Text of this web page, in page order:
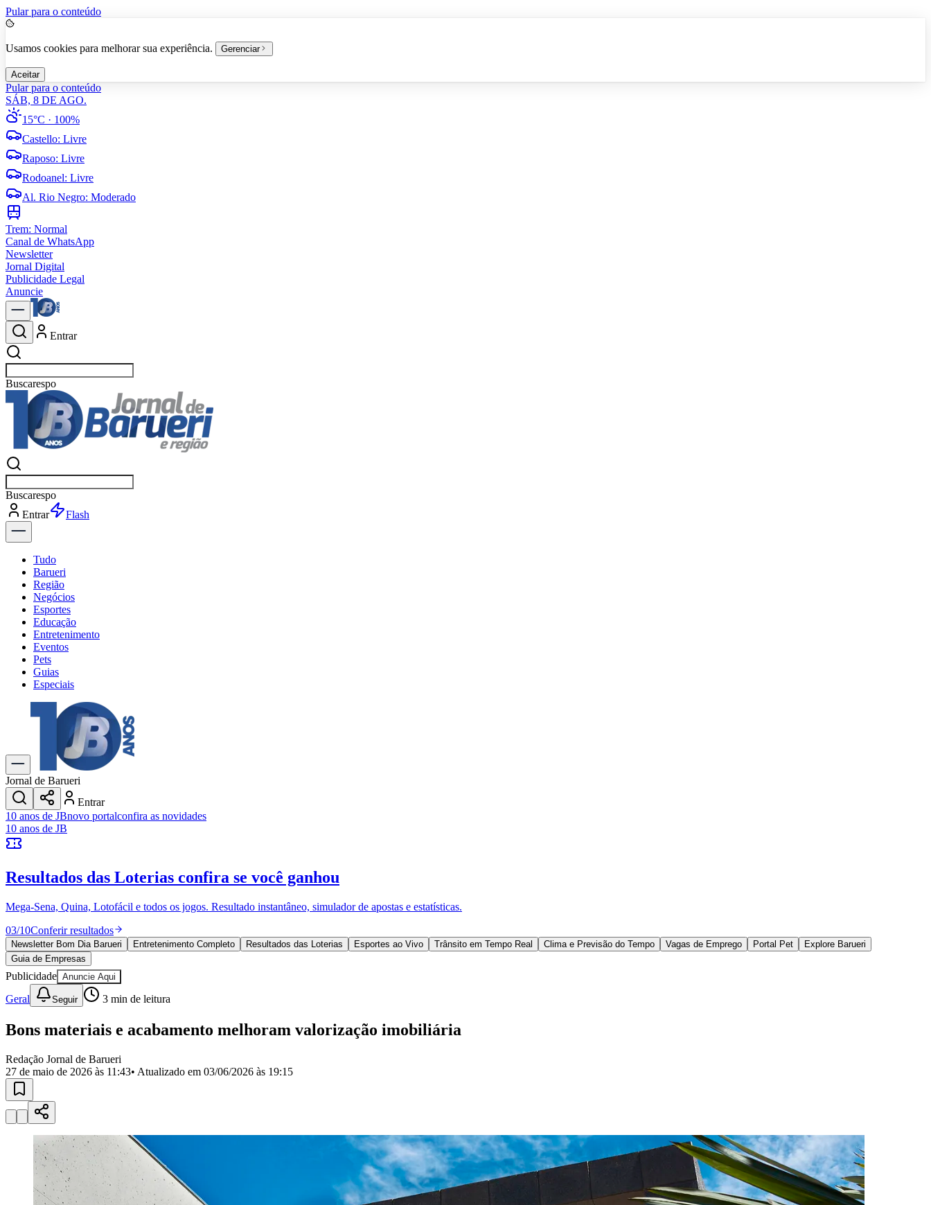
Pular para o conteúdo
Usamos cookies para melhorar sua experiência. Gerenciar
Aceitar
Pular para o conteúdo
SÁB, 8 DE AGO.
15°C · 100%
Castello: Livre
Raposo: Livre
Rodoanel: Livre
Al. Rio Negro: Moderado
Trem: Normal
Canal de WhatsApp
Newsletter
Jornal Digital
Publicidade Legal
Anuncie
Entrar
Buscaresportes
Buscaresportes
Entrar
Flash
Tudo
Barueri
Região
Negócios
Esportes
Educação
Entretenimento
Eventos
Pets
Guias
Especiais
Explore Tudo
Últimas Notícias
Previsão do Tempo
Trânsito e Rotas
Dia a Dia & Lazer
Transportes
Gastronomia
Cinema & Shows
JogosNovo
Anuncie no Portal
Cadastrar Empresa
Divulgar Vagas Novo
Publicidade Legal
Política
Eleições
Esportes
Saúde
Segurança
Cultura
Obras
Educação
Bairros de Barueri
Selecione sua região
AldeiaAldeia da Serra
MilitarItapeviJandiraJardim AudirJardim BelvalJardim CalifórniaJardim dos AltosJardim dos CamargosJardim EsperançaJardim GrazielaJardim IracemaJardim ItaquitiJardim JulioJardim LíbanoJardim Maria
Cristina Jardim Maria Helena Jardim Mutinga Jardim ReginaliceJardim São LuísJardim São PedroJardim São SilvestreJardim SilveiraJardim TupãJardim Tupanci Mutinga
AldeinhaOsasco Parque dos Camargos Parque VianaPirapora do Bom JesusRecanto PhrynéaSantana de Parnaíba TamboréVale do SolVila Barros Vila Boa Vista
Vila Engenho Novo Vila MárciaVila Nossa Sra. da Escada
Votupoca
Para Sua Empresa
Jornal de Barueri
Entrar
10 anos de JBnovo portalconfira as novidades
10 anos de JB
Resultados das Loterias confira se você ganhou
Mega-Sena, Quina, Lotofácil e todos os jogos. Resultado instantâneo, simulador de apostas e estatísticas.
03/10Conferir resultados
Newsletter Bom Dia Barueri Entretenimento Completo Resultados das Loterias Esportes ao Vivo Trânsito em Tempo Real Clima e Previsão do Tempo Vagas de Emprego Portal Pet
Explore Barueri
Guia de Empresas
Publicidade Anuncie Aqui
Geral Seguir 3 min de leitura
Bons materiais e acabamento melhoram valorização imobiliária
Redação Jornal de Barueri
27 de maio de 2026 às 11:43• Atualizado em 03/06/2026 às 19:15